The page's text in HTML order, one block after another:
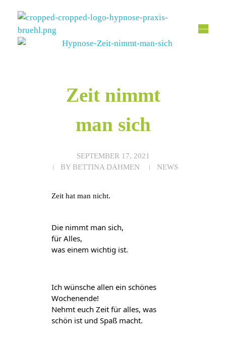
Bettina Dahmen
Zeit nimmt
man sich
SEPTEMBER 17, 2021
BY BETTINA DAHMEN NEWS
Zeit hat man nicht.
Die nimmt man sich,
für Alles,
was einem wichtig ist.
Ich wünsche allen ein schönes
Wochenende!
Nehmt euch Zeit für alles, was
schön ist und Spaß macht.